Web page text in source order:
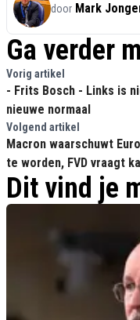
door Mark
Ga verder
Vorig artikel
- Frits Bosch - Links is
nieuwe normaal
Volgend artikel
Macron waarschuwt
te worden, FVD vraagt
verduidelijken
Dit vind je